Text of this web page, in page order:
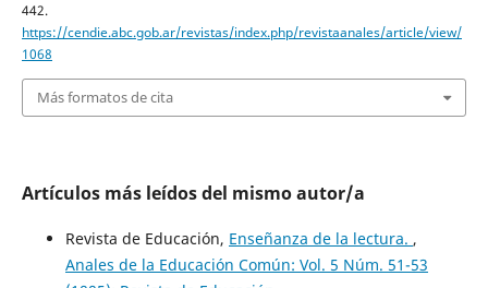
442.
https://cendie.abc.gob.ar/revistas/index.php/revistaanales/article/view/
1068
Más formatos de cita
Artículos más leídos del mismo autor/a
Revista de Educación, Enseñanza de la lectura. ,
Anales de la Educación Común: Vol. 5 Núm. 51-53